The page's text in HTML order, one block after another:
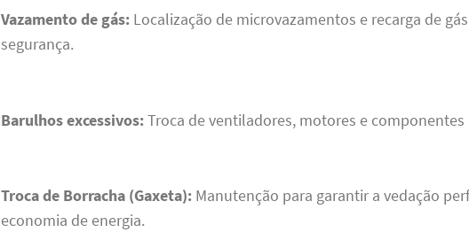
Vazamento de gás:Localização de microvazamentos e recarga de
segurança.
Barulhos excessivos:Troca de ventiladores, motores e componentes
Troca de Borracha (Gaxeta):Manutenção para garantir a vedação
economia de energia.